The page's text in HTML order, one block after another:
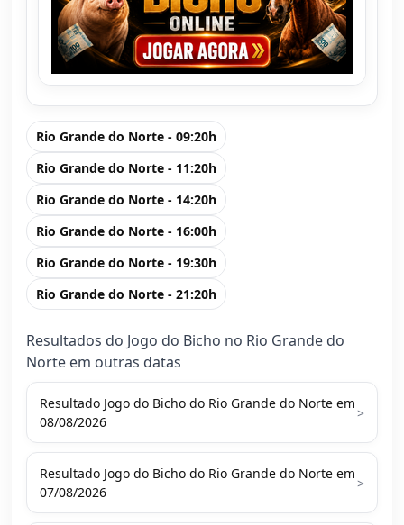
Rio Grande do Norte - 09:20h
Rio Grande do Norte - 11:20h
Rio Grande do Norte - 14:20h
Rio Grande do Norte - 16:00h
Rio Grande do Norte - 19:30h
Rio Grande do Norte - 21:20h
Resultados do Jogo do Bicho no Rio Grande do
Norte em outras datas
Resultado Jogo do Bicho do Rio Grande do Norte em
08/08/2026
>
Resultado Jogo do Bicho do Rio Grande do Norte em
07/08/2026
>